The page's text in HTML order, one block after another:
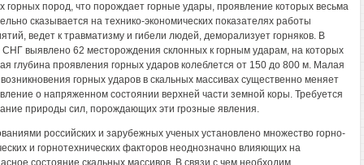
горных пород, что порождает горные удары, проявление которых весьма
сказывается на технико-экономических показателях работы
ведет к травматизму и гибели людей, деморализует горняков. В
СНГ выявлено 62 месторождения склонных к горным ударам, на которых
глубина проявления горных ударов колеблется от 150 до 800 м. Малая
горных ударов в скальных массивах существенно меняет
о напряженном состоянии верхней части земной коры. Требуется
природы сил, порождающих эти грозные явления.
российских и зарубежных ученых установлено множество горно-
и горнотехнических факторов неоднозначно влияющих на
состояние скальных массивов. В связи с чем необходим